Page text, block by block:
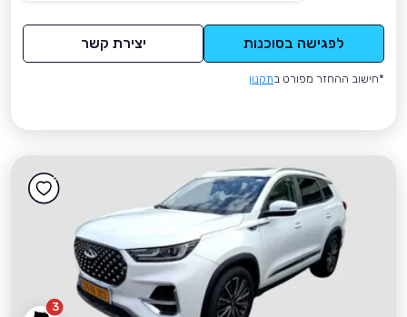
לפגישה בסוכנות יצירת קשר
*חישוב ההחזר מפורט בתקנון
3